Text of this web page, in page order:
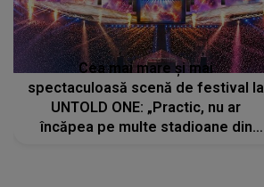
Cea mai mare și mai
spectaculoasă scenă de festival la
UNTOLD ONE: „Practic, nu ar
încăpea pe multe stadioane din